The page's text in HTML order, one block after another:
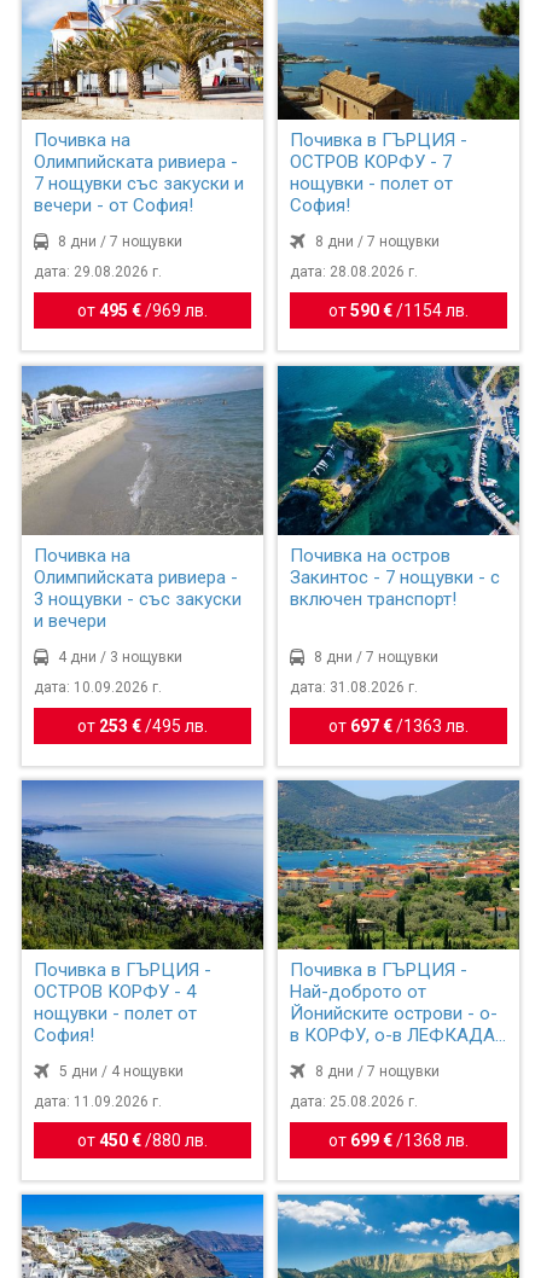
Почивка на
Олимпийската ривиера -
7 нощувки със закуски и
вечери - от София!
8 дни / 7 нощувки
дата: 29.08.2026 г.
от495 € /969 лв.
Почивка в ГЪРЦИЯ -
ОСТРОВ КОРФУ - 7
нощувки - полет от
София!
8 дни / 7 нощувки
дата: 28.08.2026 г.
от590 €/ 1154 лв.
Почивка на
Олимпийската ривиера -
3 нощувки - със закуски
и вечери
4 дни / 3 нощувки
дата: 10.09.2026 г.
от 253 € /495 лв.
Почивка на остров
Закинтос - 7 нощувки - с
включен транспорт!
8 дни / 7 нощувки
дата: 31.08.2026 г.
от 697 €/ 1363 лв.
Почивка в ГЪРЦИЯ -
ОСТРОВ КОРФУ - 4
нощувки - полет от
София!
5 дни / 4 нощувки
дата: 11.09.2026 г.
от450 € /880 лв.
Почивка в ГЪРЦИЯ -
Най-доброто от
Йонийските острови - о-
в КОРФУ, о-в ЛЕФКАДА
8 дни / 7 нощувки
дата: 25.08.2026 г.
от 699 €/ 1368 лв.